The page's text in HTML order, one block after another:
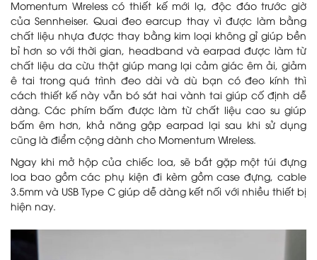
Momentum Wireless có thiết kế mới lạ, độc đáo trước giờ
của Sennheiser. Quai đeo earcup thay vì được làm bằng
chất liệu nhựa được thay bằng kim loại không gỉ giúp bền
bỉ hơn so với thời gian, headband và earpad được làm từ
chất liệu da cừu thật giúp mang lại cảm giác êm ải, giảm
ê tai trong quá trình đeo dài và dù bạn có đeo kính thì
cách thiết kế này vẫn bó sát hai vành tai giúp cố định dễ
dàng. Các phím bấm được làm từ chất liệu cao su giúp
bấm êm hơn, khả năng gập earpad lại sau khi sử dụng
cũng là điểm cộng dành cho Momentum Wireless.
Ngay khi mở hộp của chiếc loa, sẽ bắt gặp một túi đựng
loa bao gồm các phụ kiện đi kèm gồm case đựng, cable
3.5mm và USB Type C giúp dễ dàng kết nối với nhiều thiết bị
hiện nay.